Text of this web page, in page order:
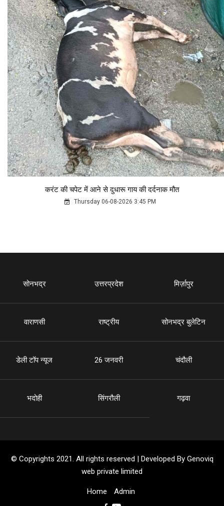
करंट की चपेट में आने से दुधारू गाय की दर्दनाक मौत
Thursday 06-08-2026 3:45 PM
सोनभद्र उत्तरप्रदेश मिर्ज़ापुर
वाराणसी राष्ट्रीय सोनभद्र बुलेटिन
डेली टॉप न्यूज 26 जनवरी चंदौली
भदोही सिंगरौली गढ़वा
© Copyrights 2021. All rights reserved | Developed By Genoviq
web private limited
Home Admin